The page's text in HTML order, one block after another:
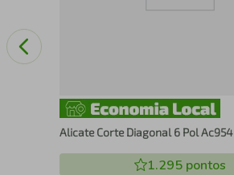
Alicate Corte Diagonal 6 Pol Ac954
1.295 pontos